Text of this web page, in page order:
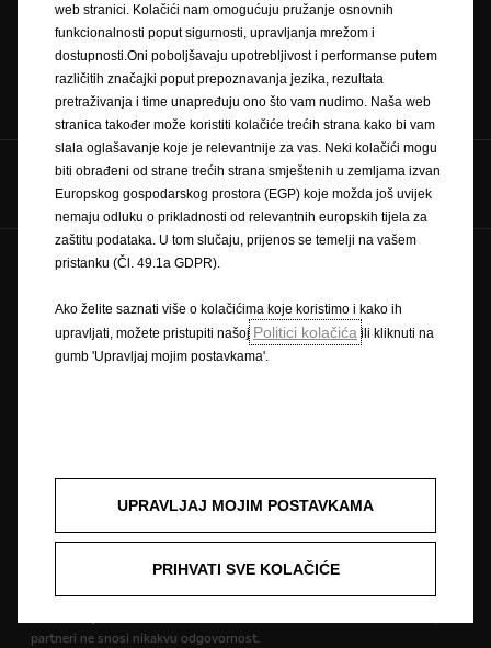
Konfigurator Cjenici
Pratite nas na
Pravilnik o zaštiti privatnosti
Zaštitni znak i autorska prava
Novi podaci o potrošnji goriva
Pravna obavijest
Recikliranje
Homologacija vozila
Opel u svijetu
Slika može prikazivati dodatnu opremu.
Cijene su informativne. Preporučena maloprodajna cijena vozila uključuje
posebnog poreza na motorna vozila. Vaš ovlašteni Opel partner može
Vam dati točne informacije. Podaci su informativni. AW OPL Distribution
partneri ne snosi nikakvu odgovornost.
web stranici. Kolačići nam omogućuju pružanje osnovnih
funkcionalnosti poput sigurnosti, upravljanja mrežom i
dostupnosti.Oni poboljšavaju upotrebljivost i performanse putem
različitih značajki poput prepoznavanja jezika, rezultata
pretraživanja i time unapređuju ono što vam nudimo. Naša web
stranica također može koristiti kolačiće trećih strana kako bi vam
slala oglašavanje koje je relevantnije za vas. Neki kolačići mogu
biti obrađeni od strane trećih strana smještenih u zemljama izvan
Europskog gospodarskog prostora (EGP) koje možda još uvijek
nemaju odluku o prikladnosti od relevantnih europskih tijela za
zaštitu podataka. U tom slučaju, prijenos se temelji na vašem
pristanku (Čl. 49.1a GDPR).
Ako želite saznati više o kolačićima koje koristimo i kako ih
upravljati, možete pristupiti našoj Politici kolačića ili kliknuti na
gumb 'Upravljaj mojim postavkama'.
UPRAVLJAJ MOJIM POSTAVKAMA
PRIHVATI SVE KOLAČIĆE